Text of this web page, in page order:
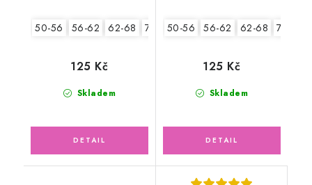
50-56 56-62 62-68 74-86
Skladem
125 Kč
50-56 56-62 62-68 74-86
Skladem
125 Kč